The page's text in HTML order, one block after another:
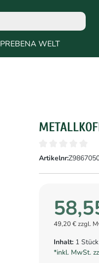
PREBENA WELT
Artikelnr:
49,20 € zzgl.
Inhalt: 1 Stück
*inkl. MwSt.